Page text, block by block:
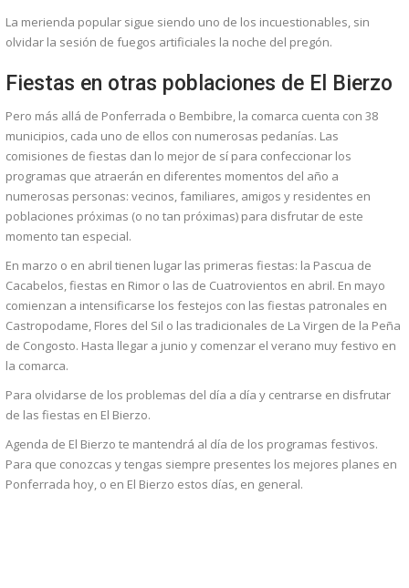
La merienda popular sigue siendo uno de los incuestionables, sin
olvidar la sesión de fuegos artificiales la noche del pregón.
Fiestas en otras poblaciones de El Bierzo
Pero más allá de Ponferrada o Bembibre, la comarca cuenta con 38
municipios, cada uno de ellos con numerosas pedanías. Las
comisiones de fiestas dan lo mejor de sí para confeccionar los
programas que atraerán en diferentes momentos del año a
numerosas personas: vecinos, familiares, amigos y residentes en
poblaciones próximas (o no tan próximas) para disfrutar de este
momento tan especial.
En marzo o en abril tienen lugar las primeras fiestas: la Pascua de
Cacabelos, fiestas en Rimor o las de Cuatrovientos en abril. En mayo
comienzan a intensificarse los festejos con las fiestas patronales en
Castropodame, Flores del Sil o las tradicionales de La Virgen de la Peña
de Congosto. Hasta llegar a junio y comenzar el verano muy festivo en
la comarca.
Para olvidarse de los problemas del día a día y centrarse en disfrutar
de las fiestas en El Bierzo.
Agenda de El Bierzo te mantendrá al día de los programas festivos.
Para que conozcas y tengas siempre presentes los mejores planes en
Ponferrada hoy, o en El Bierzo estos días, en general.